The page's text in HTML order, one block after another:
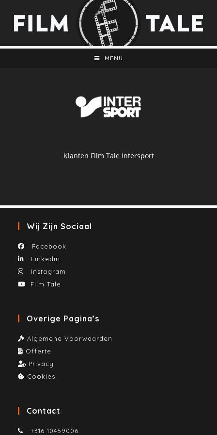
MENU
Klanten Film Tale Intersport
Wij Zijn Sociaal
Facebook
Linkedin
Instagram
Film Tale
Overige Pagina’s
Algemene Voorwaarden
Offerte
Privacy
Cookies
Contact
+316 10459006